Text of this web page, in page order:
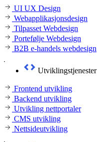
UI UX Design
Webapplikasjonsdesign
Tilpasset Webdesign
Portefølje Webdesign
B2B e-handels webdesign
Utviklingstjenester
Frontend utvikling
Backend utvikling
Utvikling nettportaler
CMS utvikling
Nettsideutvikling